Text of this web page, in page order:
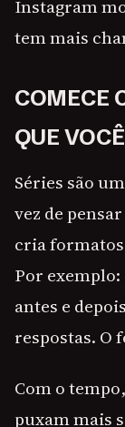
Instagram
tem mais
COMECE
QUE
Séries são
vez de
cria formatos
Por
antes e
respostas. O
Com o
puxam mais